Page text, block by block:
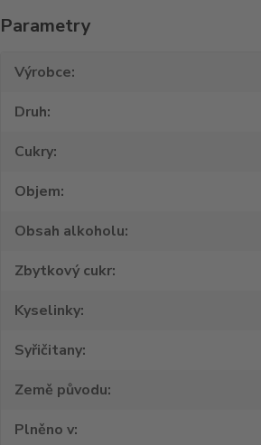
Parametry
Výrobce
Druh
Cukry
Objem
Obsah alkoholu
Zbytkový cukr
Kyselinky
Syřičitany
Země původu
Plněno v